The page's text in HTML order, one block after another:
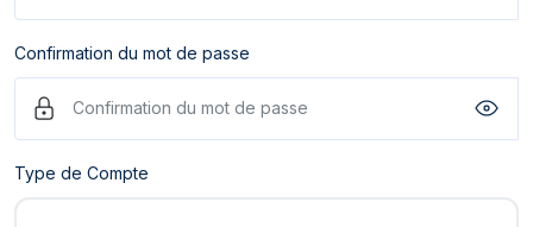
Confirmation du mot de passe
Type de Compte